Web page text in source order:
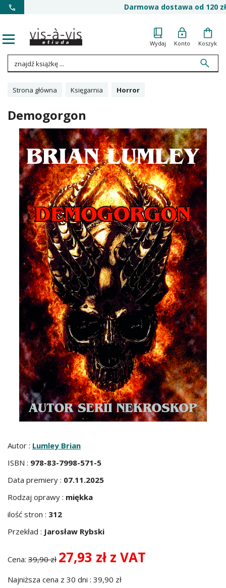
Darmowa dostawa od 120 zł
Wydaj Konto Koszyk
Strona główna Księgarnia Horror
Demogorgon
Autor : Lumley Brian
ISBN : 978-83-7998-571-5
Data premiery : 07.11.2025
Rodzaj oprawy : miękka
ilość stron : 312
Przekład : Jarosław Rybski
Cena: 39,90 zł 27,93 zł z VAT
Najniższa cena z 30 dni : 39,90 zł